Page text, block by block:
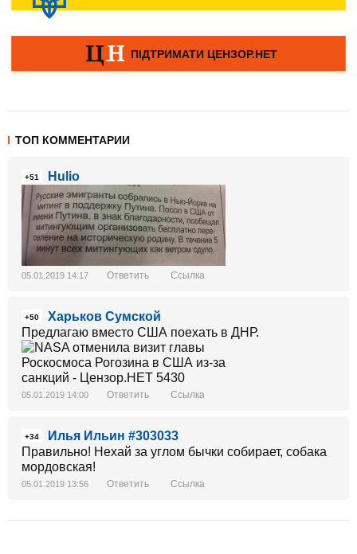
ТОП КОММЕНТАРИИ
+51 Hulio
05.01.2019 14:17 Ответить Ссылка
+50
Харьков Сумской
Предлагаю вместо США поехать в ДНР.
05.01.2019 14:00 Ответить Ссылка
+34
Илья Ильин #303033
Правильно! Нехай за углом бычки собирает, собака
мордовская!
05.01.2019 13:56 Ответить Ссылка